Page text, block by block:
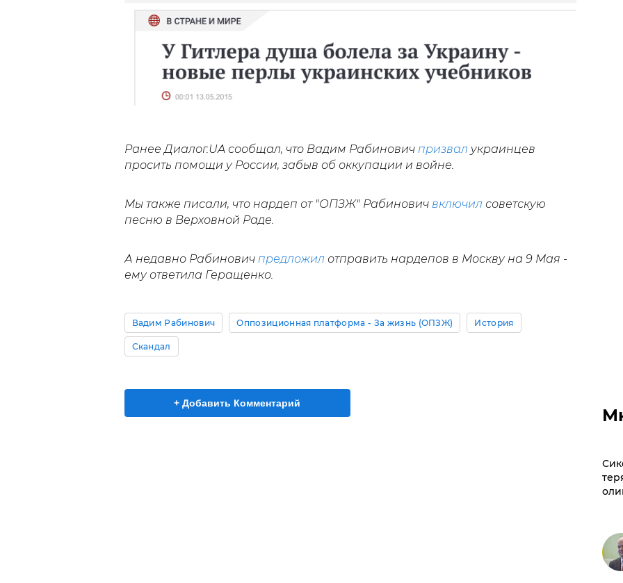
Ранее Диалог.UA сообщал, что Вадим Рабинович призвал украинцев
просить помощи у России, забыв об оккупации и войне.
Мы также писали, что нардеп от "ОПЗЖ" Рабинович включил советскую
песню в Верховной Раде.
А недавно Рабинович предложил отправить нардепов в Москву на 9 Мая -
ему ответила Геращенко.
Вадим Рабинович Оппозиционная платформа - За жизнь (ОПЗЖ) История
Скандал
+ Добавить Комментарий